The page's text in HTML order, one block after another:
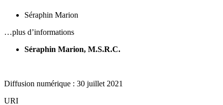
Séraphin Marion
…plus d’informations
Séraphin Marion, M.S.R.C.
Diffusion numérique : 30 juillet 2021
URI